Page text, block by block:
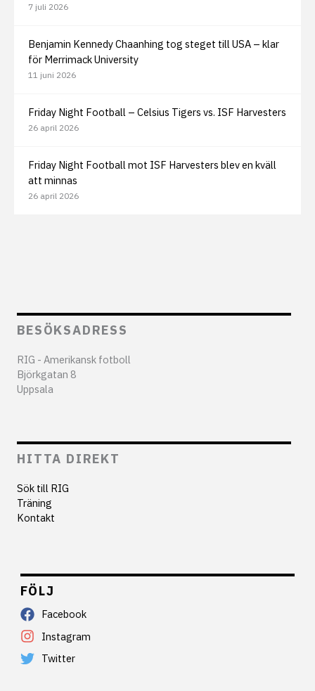
7 juli 2026
Benjamin Kennedy Chaanhing tog steget till USA – klar
för Merrimack University
11 juni 2026
Friday Night Football – Celsius Tigers vs. ISF Harvesters
26 april 2026
Friday Night Football mot ISF Harvesters blev en kväll
att minnas
26 april 2026
BESÖKSADRESS
RIG - Amerikansk fotboll
Björkgatan 8
Uppsala
HITTA DIREKT
Sök till RIG
Träning
Kontakt
FÖLJ
Facebook
Instagram
Twitter